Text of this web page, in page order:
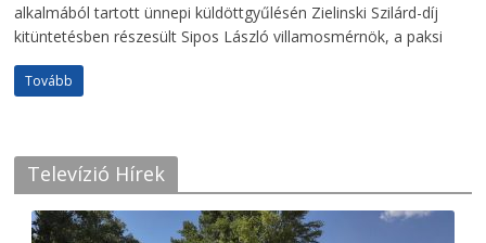
alkalmából tartott ünnepi küldöttgyűlésén Zielinski Szilárd-díj
kitüntetésben részesült Sipos László villamosmérnök, a paksi
Tovább
Televízió Hírek